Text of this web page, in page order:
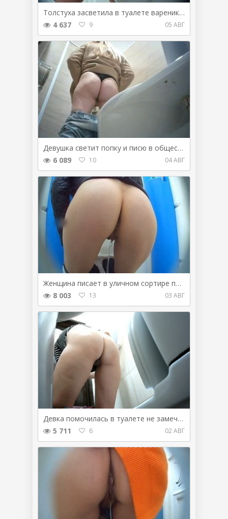
Толстуха засветила в туалете вареник согнувшись раком
4 637
9 05 АВГ
Девушка светит попку и писю в общественном туалете
6 089
10 04 АВГ
Женщина писает в уличном сортире перед камерой
8 003
13 03 АВГ
Девка помочилась в туалете не замечая камеру
5 711
6 02 АВГ